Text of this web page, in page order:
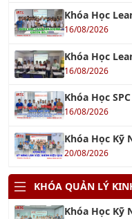
Khóa Học
16/08/2026
Khóa Học
16/08/2026
Khóa Học
16/08/2026
Khóa Học Kỹ
20/08/2026
KHÓA QUẢN LÝ
Khóa Học Kỹ